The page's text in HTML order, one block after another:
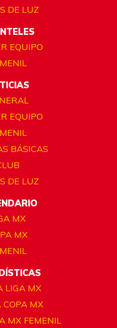
DE LUZ
EQUIPO
EQUIPO
BÁSICAS
DE LUZ
MX
MX
LIGA MX
COPA MX
MX FEMENIL